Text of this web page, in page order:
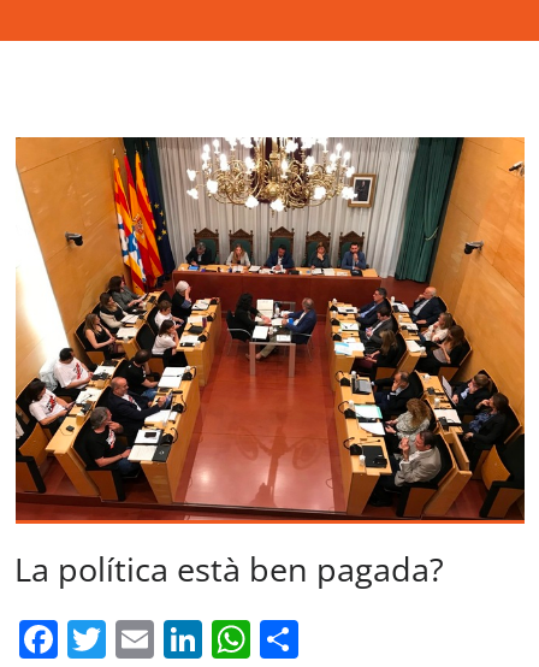
La política està ben pagada?
Facebook
Twitter
EmailLinkedIn
WhatsApp